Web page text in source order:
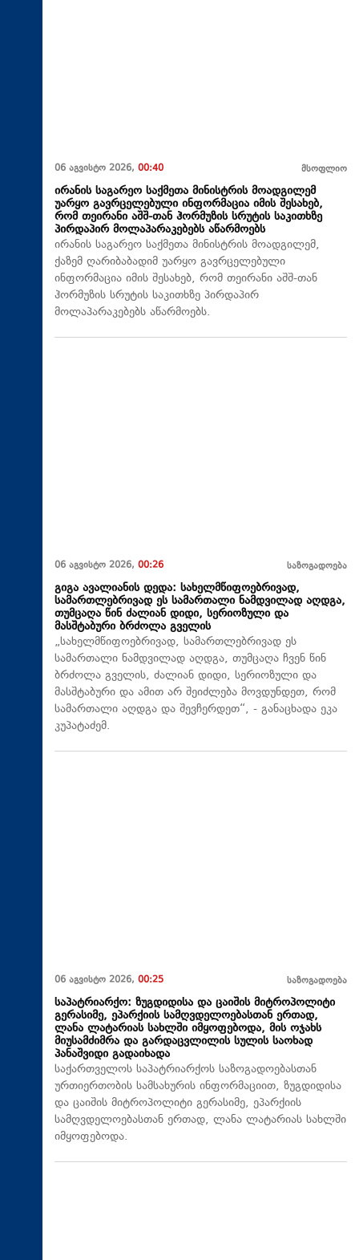
06 აგვისტო 2026, 00:40 მსოფლიო
ირანის საგარეო საქმეთა მინისტრის მოადგილემ
უარყო გავრცელებული ინფორმაცია იმის შესახებ,
რომ თეირანი აშშ-თან ჰორმუზის სრუტის საკითხზე
პირდაპირ მოლაპარაკებებს აწარმოებს
ირანის საგარეო საქმეთა მინისტრის მოადგილემ,
ქაზემ ღარიბაბადიმ უარყო გავრცელებული
ინფორმაცია იმის შესახებ, რომ თეირანი აშშ-თან
ჰორმუზის სრუტის საკითხზე პირდაპირ
მოლაპარაკებებს აწარმოებს.
06 აგვისტო 2026, 00:26 საზოგადოება
გიგა ავალიანის დედა: სახელმწიფოებრივად,
სამართლებრივად ეს სამართალი ნამდვილად აღდგა,
თუმცაღა წინ ძალიან დიდი, სერიოზული და
მასშტაბური ბრძოლა გველის
„სახელმწიფოებრივად, სამართლებრივად ეს
სამართალი ნამდვილად აღდგა, თუმცაღა ჩვენ წინ
ბრძოლა გველის, ძალიან დიდი, სერიოზული და
მასშტაბური და ამით არ შეიძლება მოვდუნდეთ, რომ
სამართალი აღდგა და შევჩერდეთ“, - განაცხადა ეკა
კუპატაძემ.
06 აგვისტო 2026, 00:25 საზოგადოება
საპატრიარქო: ზუგდიდისა და ცაიშის მიტროპოლიტი
გერასიმე, ეპარქიის სამღვდელოებასთან ერთად,
ლანა ლატარიას სახლში იმყოფებოდა, მის ოჯახს
მიუსამძიმრა და გარდაცვლილის სულის საოხად
პანაშვიდი გადაიხადა
საქართველოს საპატრიარქოს საზოგადოებასთან
ურთიერთობის სამსახურის ინფორმაციით, ზუგდიდისა
და ცაიშის მიტროპოლიტი გერასიმე, ეპარქიის
სამღვდელოებასთან ერთად, ლანა ლატარიას სახლში
იმყოფებოდა.